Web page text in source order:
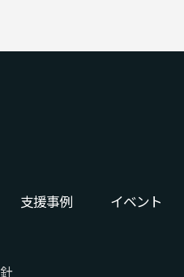
支援事例
イベント